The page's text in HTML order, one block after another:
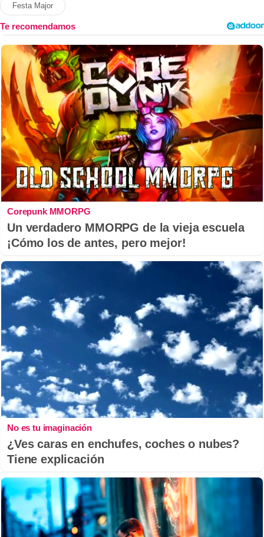
Festa Major
Corepunk MMORPG
Un verdadero MMORPG de la vieja escuela
¡Cómo los de antes, pero mejor!
No es tu imaginación
¿Ves caras en enchufes, coches o nubes?
Tiene explicación